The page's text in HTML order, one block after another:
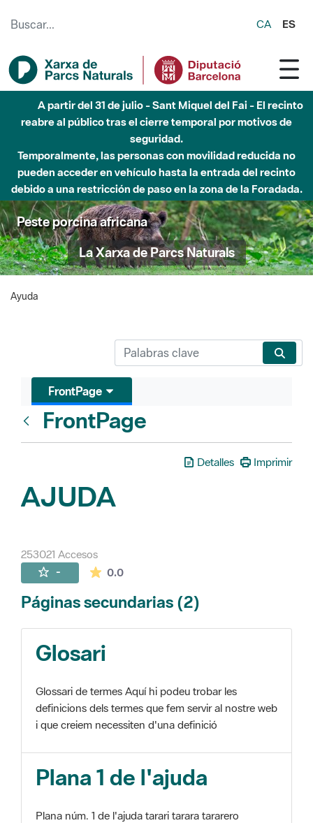
CA ES
A partir del 31 de julio - Sant Miquel del Fai - El recinto
reabre al público tras el cierre temporal por motivos de
seguridad.
Temporalmente, las personas con movilidad reducida no
pueden acceder en vehículo hasta la entrada del recinto
debido a una restricción de paso en la zona de la Foradada.
Peste porcina africana
La Xarxa de Parcs Naturals
Ayuda
FrontPage
FrontPage
Detalles Imprimir
AJUDA
253021 Accesos
- 0.0La valoración media es de 0 estrellas de
Páginas secundarias (2)
Glosari
Glossari de termes Aquí hi podeu trobar les
definicions dels termes que fem servir al nostre web
i que creiem necessiten d'una definició
Plana 1 de l'ajuda
Plana núm. 1 de l'ajuda tarari tarara tararero